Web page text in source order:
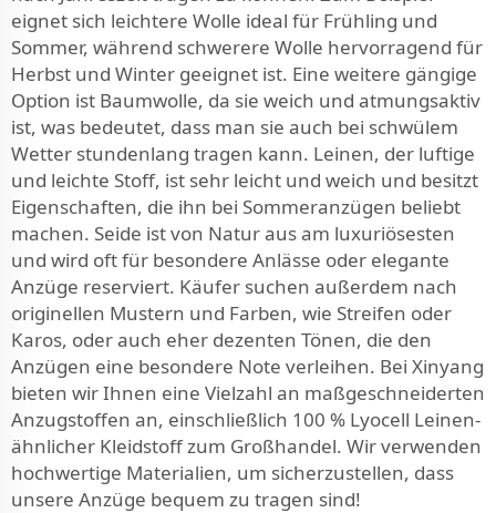
eignet sich leichtere Wolle ideal für Frühling und
Sommer, während schwerere Wolle hervorragend für
Herbst und Winter geeignet ist. Eine weitere gängige
Option ist Baumwolle, da sie weich und atmungsaktiv
ist, was bedeutet, dass man sie auch bei schwülem
Wetter stundenlang tragen kann. Leinen, der luftige
und leichte Stoff, ist sehr leicht und weich und besitzt
Eigenschaften, die ihn bei Sommeranzügen beliebt
machen. Seide ist von Natur aus am luxuriösesten
und wird oft für besondere Anlässe oder elegante
Anzüge reserviert. Käufer suchen außerdem nach
originellen Mustern und Farben, wie Streifen oder
Karos, oder auch eher dezenten Tönen, die den
Anzügen eine besondere Note verleihen. Bei Xinyang
bieten wir Ihnen eine Vielzahl an maßgeschneiderten
Anzugstoffen an, einschließlich 100 % Lyocell Leinen-
ähnlicher Kleidstoffzum Großhandel. Wir verwenden
hochwertige Materialien, um sicherzustellen, dass
unsere Anzüge bequem zu tragen sind!